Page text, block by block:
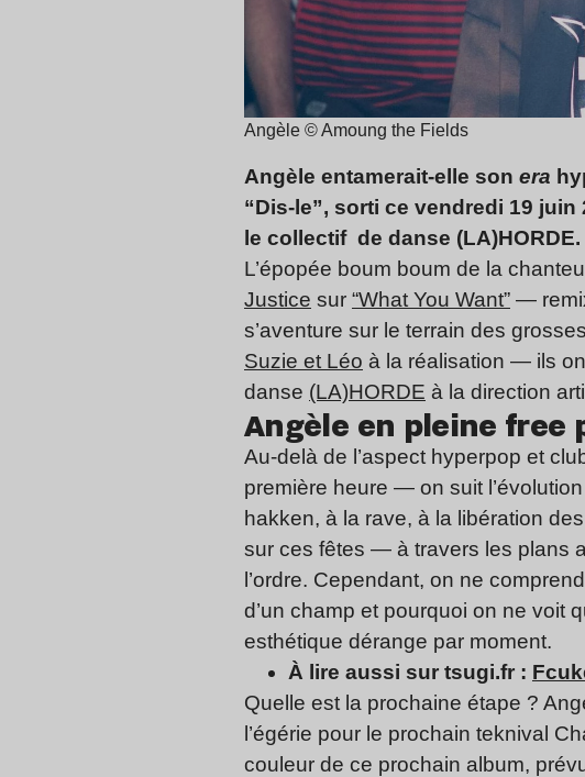
Angèle © Amoung the Fields
Angèle entamerait-elle son era
“Dis-le”, sorti ce vendredi 19
le collectif de danse (LA)HORDE.
L’épopée boum boum de la
Justice sur “What You Want” —
s’aventure sur le terrain des
Suzie et Léo à la réalisation — ils
danse (LA)HORDE à la direction
Angèle en pleine free
Au-delà de l’aspect hyperpop et
première heure — on suit
hakken, à la rave, à la libération
sur ces fêtes — à travers les plans
l’ordre. Cependant, on ne
d’un champ et pourquoi on ne voit
esthétique dérange par moment.
À lire aussi sur tsugi.fr :
Quelle est la prochaine étape ?
l’égérie pour le prochain teknival
couleur de ce prochain album,